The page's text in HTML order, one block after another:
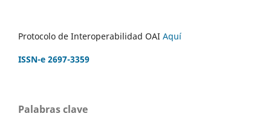
Protocolo de Interoperabilidad OAI Aquí
ISSN-e 2697-3359
Palabras clave